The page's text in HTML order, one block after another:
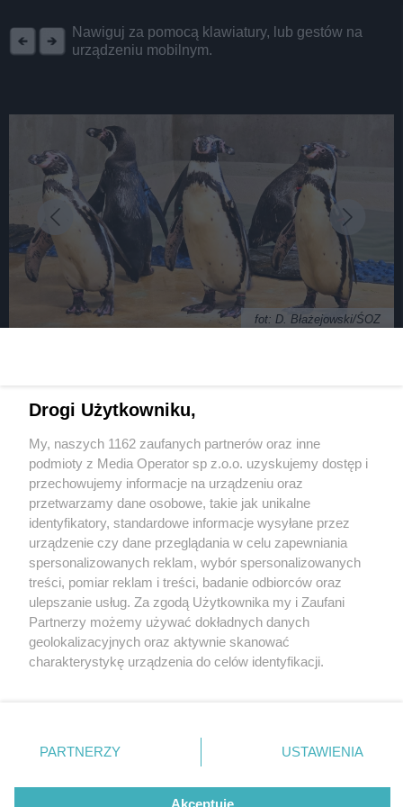
Nawiguj za pomocą klawiatury, lub gestów na
urządzeniu mobilnym.
fot: D. Błażejowski/ŚOZ
zoo. Dołączyły do niej cztery samiczki
1 / 6
Powiększyła się kolonia
pingwinów w śląskim zoo
Do kolonii pingwinów w Śląskim Ogrodzie
Zoologicznym dołączyły cztery samiczki. Do Chorzowa
przyjechały z zoo w niemieckim Halle i będzie je można
Wydawca mediów lokalnych
Nie zapomnij
zapoznać się z:
polityką prywatności regulamin korzystania z portali
Twojemiasto
Piekary Śląskie
Chorzów
Tarnowskie Góry
Gliwice
Skontakuj sięz nami
Kontakt
Wydawca
Redakcja
Drogi Użytkowniku,
My, naszych 1162 zaufanych partnerów oraz inne
podmioty z Media Operator sp z.o.o. uzyskujemy dostęp i
przechowujemy informacje na urządzeniu oraz
przetwarzamy dane osobowe, takie jak unikalne
identyfikatory, standardowe informacje wysyłane przez
urządzenie czy dane przeglądania w celu zapewniania
spersonalizowanych reklam, wybór spersonalizowanych
treści, pomiar reklam i treści, badanie odbiorców oraz
ulepszanie usług. Za zgodą Użytkownika my i Zaufani
Partnerzy możemy używać dokładnych danych
geolokalizacyjnych oraz aktywnie skanować
charakterystykę urządzenia do celów identyfikacji.
zmienić/wycofać klikając przycisk ustawień prywatności
znajdujący się w lewym dolnym rogu strony
rodzaje przetwarzania danych nie wymagają zgody
użytkownika, ale masz prawo sprzeciwić się takiemu
PARTNERZY USTAWIENIA
Akceptuję